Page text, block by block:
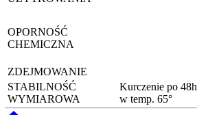
OPORNOŚĆ
CHEMICZNA
ZDEJMOWANIE
STABILNOŚĆ
WYMIAROWA
Kurczenie po 48h
w temp. 65°